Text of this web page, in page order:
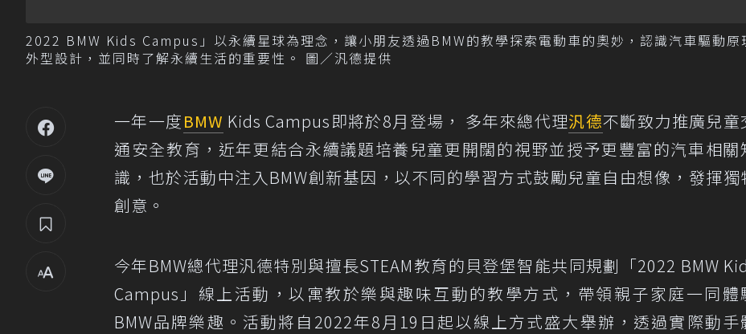
2022 BMW Kids Campus」以永續星球為理念，讓小朋友透過BMW的教學探索電動車的奧妙，認識汽車驅動原
外型設計，並同時了解永續生活的重要性。 圖／汎德提供
一年一度BMW Kids Campus即將於8月登場， 多年來總代理汎德不斷致力推廣兒童
通安全教育，近年更結合永續議題培養兒童更開闊的視野並授予更豐富的汽車相關
識，也於活動中注入BMW創新基因，以不同的學習方式鼓勵兒童自由想像，發揮獨
創意。
今年BMW總代理汎德特別與擅長STEAM教育的貝登堡智能共同規劃「2022 BMW
Campus」線上活動，以寓教於樂與趣味互動的教學方式，帶領親子家庭一同體
BMW品牌樂趣。活動將自2022年8月19日起以線上方式盛大舉辦，透過實際動手